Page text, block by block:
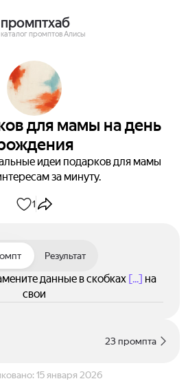
промптхаб
каталог промптов Алисы
для мамы на день
идеи подарков для мамы
за минуту.
1
Результат
данные в скобках [...] на
свои
23 промпта
15 января 2026